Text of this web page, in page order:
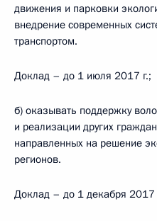
движения и парковки
внедрение современных
транспортом.
Доклад – до 1 июля 2017 г.;
б) оказывать поддержку
и реализации других
направленных на решение
регионов.
Доклад – до 1 декабря 2017